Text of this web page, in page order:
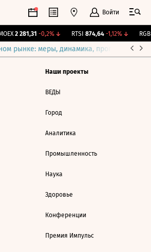
Войти
2 281,31 -0,2%↓ RTSI 874,64 -1,12%↓ RGBI
рынке: меры, динамика, прогнозы
Наши проекты
ВЕДЫ
Город
Аналитика
Промышленность
Наука
Здоровье
Конференции
Премия Импульс